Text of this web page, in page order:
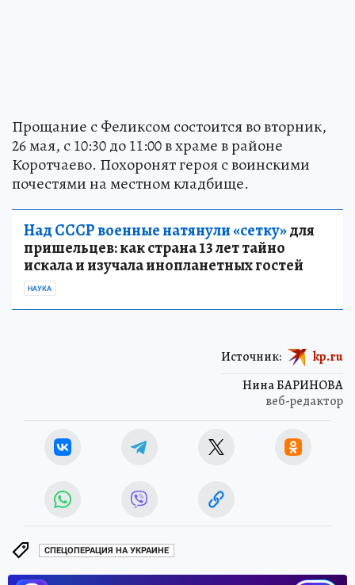
Прощание с Феликсом состоится во вторник,
26 мая, с 10:30 до 11:00 в храме в районе
Коротчаево. Похоронят героя с воинскими
почестями на местном кладбище.
Над СССР военные натянули «сетку»для
пришельцев: как страна 13 лет тайно
искала и изучала инопланетных гостей
НАУКА
Нина БАРИНОВА
веб-редактор
Источник: kp.ru
СПЕЦОПЕРАЦИЯ НА УКРАИНЕ